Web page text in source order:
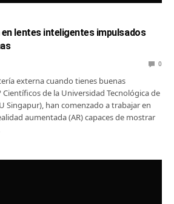
lentes inteligentes impulsados
0
externa cuando tienes buenas
de la Universidad Tecnológica de
Singapur), han comenzado a trabajar en
aumentada (AR) capaces de mostrar